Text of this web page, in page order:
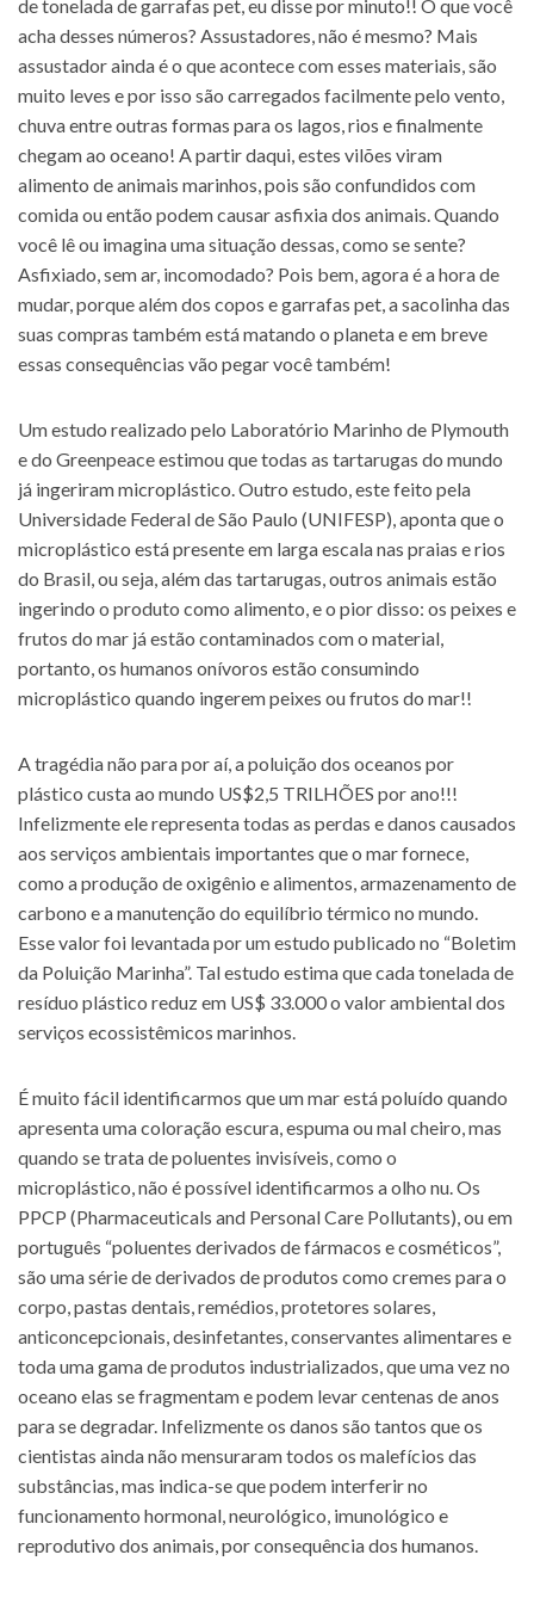
de tonelada de garrafas pet, eu disse por minuto!! O que você
acha desses números? Assustadores, não é mesmo? Mais
assustador ainda é o que acontece com esses materiais, são
muito leves e por isso são carregados facilmente pelo vento,
chuva entre outras formas para os lagos, rios e finalmente
chegam ao oceano! A partir daqui, estes vilões viram
alimento de animais marinhos, pois são confundidos com
comida ou então podem causar asfixia dos animais. Quando
você lê ou imagina uma situação dessas, como se sente?
Asfixiado, sem ar, incomodado? Pois bem, agora é a hora de
mudar, porque além dos copos e garrafas pet, a sacolinha das
suas compras também está matando o planeta e em breve
essas consequências vão pegar você também!
Um estudo realizado pelo Laboratório Marinho de Plymouth
e do Greenpeace estimou que todas as tartarugas do mundo
já ingeriram microplástico. Outro estudo, este feito pela
Universidade Federal de São Paulo (UNIFESP), aponta que o
microplástico está presente em larga escala nas praias e rios
do Brasil, ou seja, além das tartarugas, outros animais estão
ingerindo o produto como alimento, e o pior disso: os peixes e
frutos do mar já estão contaminados com o material,
portanto, os humanos onívoros estão consumindo
microplástico quando ingerem peixes ou frutos do mar!!
A tragédia não para por aí, a poluição dos oceanos por
plástico custa ao mundo US$2,5 TRILHÕES por ano!!!
Infelizmente ele representa todas as perdas e danos causados
aos serviços ambientais importantes que o mar fornece,
como a produção de oxigênio e alimentos, armazenamento de
carbono e a manutenção do equilíbrio térmico no mundo.
Esse valor foi levantada por um estudo publicado no “Boletim
da Poluição Marinha”. Tal estudo estima que cada tonelada de
resíduo plástico reduz em US$ 33.000 o valor ambiental dos
serviços ecossistêmicos marinhos.
É muito fácil identificarmos que um mar está poluído quando
apresenta uma coloração escura, espuma ou mal cheiro, mas
quando se trata de poluentes invisíveis, como o
microplástico, não é possível identificarmos a olho nu. Os
PPCP (Pharmaceuticals and Personal Care Pollutants), ou em
português “poluentes derivados de fármacos e cosméticos”,
são uma série de derivados de produtos como cremes para o
corpo, pastas dentais, remédios, protetores solares,
anticoncepcionais, desinfetantes, conservantes alimentares e
toda uma gama de produtos industrializados, que uma vez no
oceano elas se fragmentam e podem levar centenas de anos
para se degradar. Infelizmente os danos são tantos que os
cientistas ainda não mensuraram todos os malefícios das
substâncias, mas indica-se que podem interferir no
funcionamento hormonal, neurológico, imunológico e
reprodutivo dos animais, por consequência dos humanos.